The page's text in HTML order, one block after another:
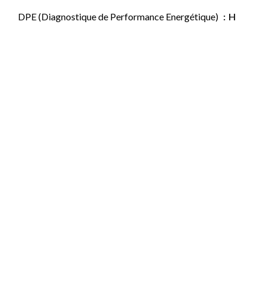
DPE (Diagnostique de Performance Energétique) H